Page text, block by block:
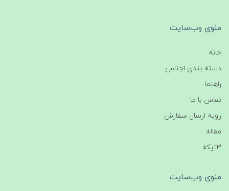
منوی وب‌سایت
خانه
دسته بندی اجناس
راهنما
تماس با ما
رویه ارسال سفارش
مقاله
3تیکه
منوی وب‌سایت